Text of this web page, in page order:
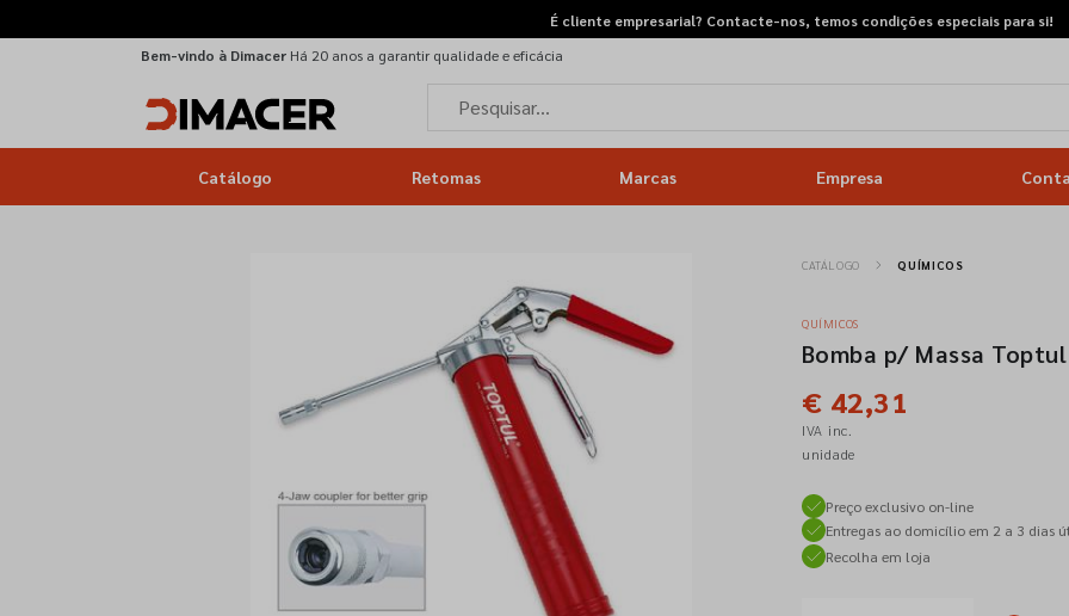
É cliente empresarial? Contacte-nos, temos condições especiais para si!
Bem-vindo à Dimacer Há 20 anos a garantir qualidade e eficácia
Catálogo Retomas Marcas Empresa
CATÁLOGO QUÍMICOS
QUÍMICOS
Bomba p/ Massa
€ 42,31
IVA inc.
unidade
Preço exclusivo on-line
Entregas ao domicílio em 2 a 3 dias
Recolha em loja